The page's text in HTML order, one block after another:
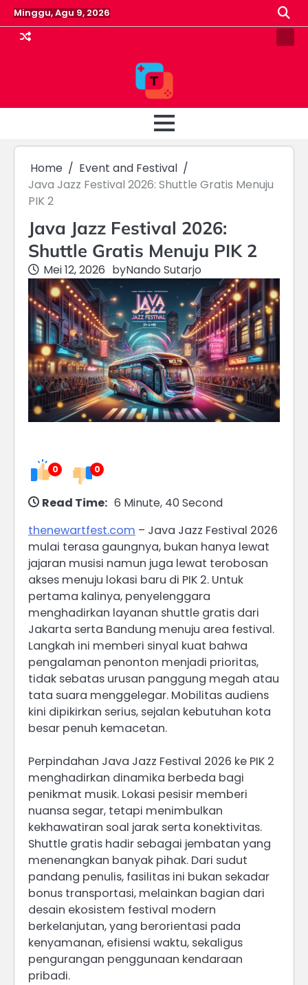
Skip
to
content
Minggu, Agu 9, 2026
Pin
Home
Event and Festival
Java Jazz Festival 2026: Shuttle Gratis Menuju
PIK 2
Java Jazz Festival 2026:
Shuttle Gratis Menuju PIK 2
Mei 12, 2026 byNando Sutarjo
0 0
Read Time: 6 Minute, 40 Second
thenewartfest.com – Java Jazz Festival 2026
mulai terasa gaungnya, bukan hanya lewat
jajaran musisi namun juga lewat terobosan
akses menuju lokasi baru di PIK 2. Untuk
pertama kalinya, penyelenggara
menghadirkan layanan shuttle gratis dari
Jakarta serta Bandung menuju area festival.
Langkah ini memberi sinyal kuat bahwa
pengalaman penonton menjadi prioritas,
tidak sebatas urusan panggung megah atau
tata suara menggelegar. Mobilitas audiens
kini dipikirkan serius, sejalan kebutuhan kota
besar penuh kemacetan.
Perpindahan Java Jazz Festival 2026 ke PIK 2
menghadirkan dinamika berbeda bagi
penikmat musik. Lokasi pesisir memberi
nuansa segar, tetapi menimbulkan
kekhawatiran soal jarak serta konektivitas.
Shuttle gratis hadir sebagai jembatan yang
menenangkan banyak pihak. Dari sudut
pandang penulis, fasilitas ini bukan sekadar
bonus transportasi, melainkan bagian dari
desain ekosistem festival modern
berkelanjutan, yang berorientasi pada
kenyamanan, efisiensi waktu, sekaligus
pengurangan penggunaan kendaraan
pribadi.